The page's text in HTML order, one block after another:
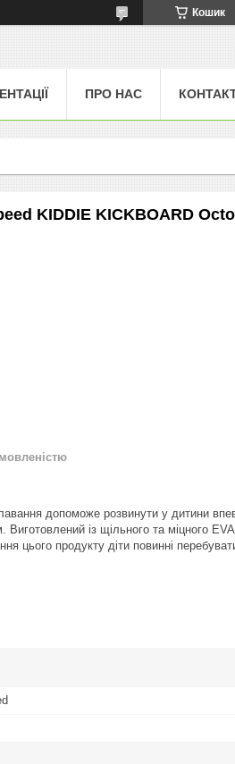
Кошик
ПРО НАС
​​KIDDIE KICKBOARD
допоможе розвинути у дитини
із щільного та міцного
цього продукту діти повинні